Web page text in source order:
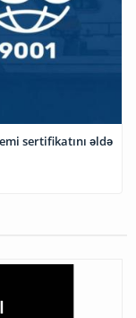
sertifikatını əldə